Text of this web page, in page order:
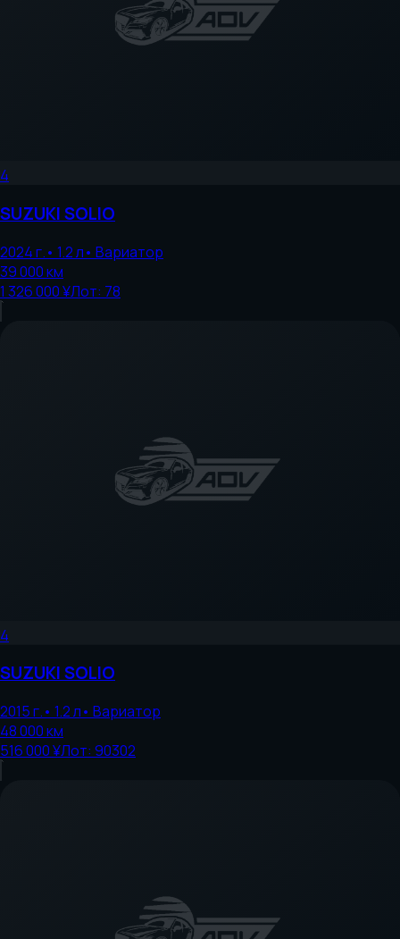
4
SUZUKISOLIO
2024г.• 1.2л• Вариатор
39 000км
1 326 000 ¥Лот: 78
4
SUZUKISOLIO
2015г.• 1.2л• Вариатор
48 000км
516 000 ¥Лот: 90302